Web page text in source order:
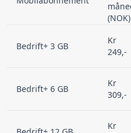
(NOK)
Bedrift+ 3 GB
Kr
249,-
Bedrift+ 6 GB
Kr
309,-
Kr